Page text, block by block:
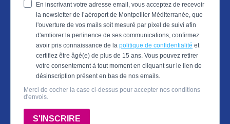
En inscrivant votre adresse email, vous acceptez de recevoir
la newsletter de l’aéroport de Montpellier Méditerranée, que
l'ouverture de vos mails soit mesuré par pixel de suivi afin
d'amliorer la pertinence de ses communications, confirmez
avoir pris connaissance de la politique de confidentialité et
certifiez être âgé(e) de plus de 15 ans. Vous pouvez retirer
votre consentement à tout moment en cliquant sur le lien de
désinscription présent en bas de nos emails.
Merci de cocher la case ci-dessus pour accepter nos conditions
d'envois.
S'INSCRIRE